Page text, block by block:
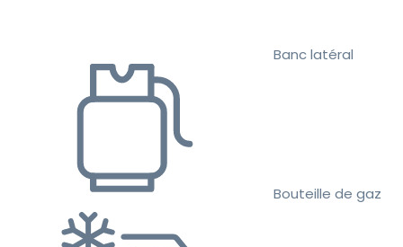
Banc latéral
Bouteille de gaz